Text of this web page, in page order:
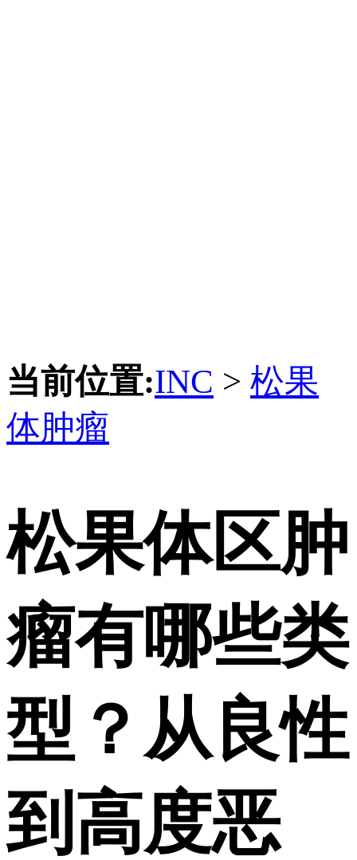
当前位置:INC > 松果
体肿瘤
松果体区肿
瘤有哪些类
型？从良性
到高度恶